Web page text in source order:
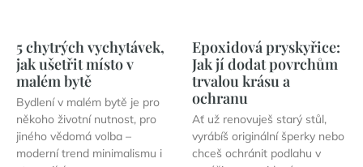
5 chytrých vychytávek,
jak ušetřit místo v
malém bytě
Bydlení v malém bytě je pro
někoho životní nutnost, pro
jiného vědomá volba –
moderní trend minimalismu i
Epoxidová pryskyřice:
Jak jí dodat povrchům
trvalou krásu a
ochranu
Ať už renovuješ starý stůl,
vyrábíš originální šperky nebo
chceš ochránit podlahu v